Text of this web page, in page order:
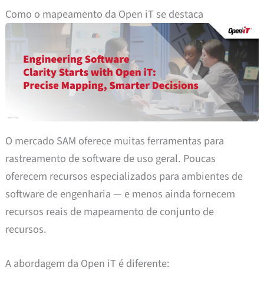
Como o mapeamento da Open iT se destaca
O mercado SAM oferece muitas ferramentas para
rastreamento de software de uso geral. Poucas
oferecem recursos especializados para ambientes de
software de engenharia — e menos ainda fornecem
recursos reais de mapeamento de conjunto de
recursos.
A abordagem da Open iT é diferente: